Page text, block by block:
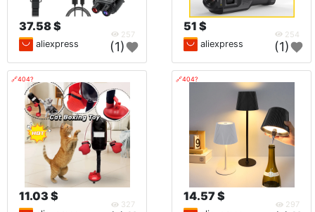
37.58 $
257
aliexpress (1)
51 $
254
aliexpress (1)
🔗404?
11.03 $
327
🔗404?
14.57 $
297